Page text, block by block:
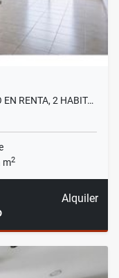
EN RENTA, 2 HABIT…
m2
Alquiler